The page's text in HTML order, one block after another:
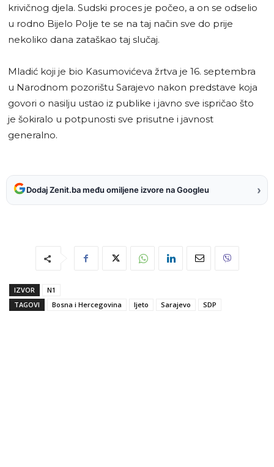
krivičnog djela. Sudski proces je počeo, a on se odselio
u rodno Bijelo Polje te se na taj način sve do prije
nekoliko dana zataškao taj slučaj.
Mladić koji je bio Kasumovićeva žrtva je 16. septembra
u Narodnom pozorištu Sarajevo nakon predstave koja
govori o nasilju ustao iz publike i javno sve ispričao što
je šokiralo u potpunosti sve prisutne i javnost
generalno.
Dodaj Zenit.ba među omiljene izvore na Googleu ›
IZVOR
N1
TAGOVI
Bosna i Hercegovina ljeto Sarajevo SDP